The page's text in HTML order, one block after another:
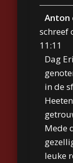
Anton
schreef
11:11
Dag
in de
Mede
leuke